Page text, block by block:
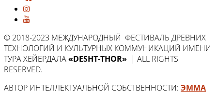
© 2018-2023 МЕЖДУНАРОДНЫЙ ФЕСТИВАЛЬ ДРЕВНИХ
ТЕХНОЛОГИЙ И КУЛЬТУРНЫХ КОММУНИКАЦИЙ ИМЕНИ
ТУРА ХЕЙЕРДАЛА«DESHT-THOR» | ALL RIGHTS
RESERVED.
АВТОР ИНТЕЛЛЕКТУАЛЬНОЙ СОБСТВЕННОСТИ: ЭММА